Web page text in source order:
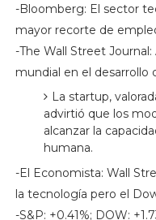
-Bloomberg: El sector
mayor recorte de
-The Wall Street
mundial en el desarrollo
La startup,
advirtió que los
alcanzar la
humana.
-El Economista: Wall
la tecnología pero el
-S&P: +0.41%; DOW: